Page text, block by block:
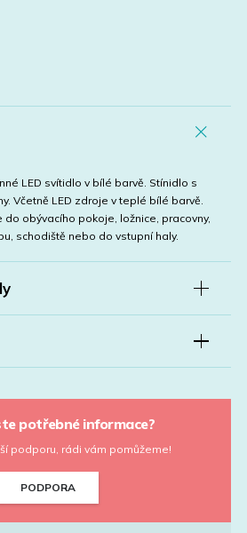
LED svítidlo v bílé barvě. Stínidlo s
Včetně LED zdroje v teplé bílé barvě.
do obývacího pokoje, ložnice, pracovny,
schodiště nebo do vstupní haly.
potřebné informace?
podporu, rádi vám pomůžeme!
PODPORA